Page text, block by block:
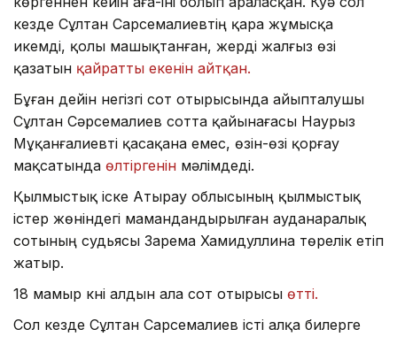
кезде Сұлтан Сарсемалиевтің қара жұмысқа
икемді, қолы машықтанған, жерді жалғыз өзі
қазатын қайратты екенін айтқан.
Бұған дейін негізгі сот отырысында айыпталушы
Сұлтан Сәрсемалиев сотта қайынағасы Наурыз
Мұқанғалиевті қасақана емес, өзін-өзі қорғау
мақсатында өлтіргенін мәлімдеді.
Қылмыстық іске Атырау облысының қылмыстық
істер жөніндегі мамандандырылған ауданаралық
сотының судьясы Зарема Хамидуллина төрелік етіп
жатыр.
18 мамыр күні алдын ала сот отырысы өтті.
Сол кезде Сұлтан Сарсемалиев істі алқа билерге